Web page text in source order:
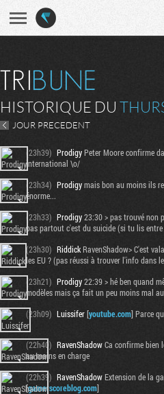
HISTORIQUE DU
JOUR PRECEDENT
(23h39) ProdigyPeter Moore confirme
international \o/
(23h34) Prodigymais bon au moins ils
énorme...
(23h33) Prodigy23:30 > pas trouvé non
pas partout c'est du suicide (si tu lis
(23h30) RiddickRavenShadow> C'est
les EU ? (pas réussi à trouver l'info dans
(23h21) Prodigy22:39 > hé ben quand
modèles mais ça fait un peu moins mal
(23h09) Luissifer[youtube.com] Parce
(22h40) RavenShadowCa confirme bien
au moins en charge
(22h39) RavenShadowExtension de la
[gamerscoreblog.com]